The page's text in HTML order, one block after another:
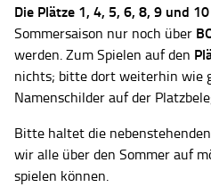
Die Plätze 1, 4, 5, 6, 8, 9 und 10
Sommersaison nur noch über
werden. Zum Spielen auf den
nichts; bitte dort weiterhin wie
Namenschilder auf der
Bitte haltet die
wir alle über den Sommer auf
spielen können.